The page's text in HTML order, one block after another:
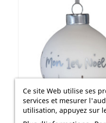
Ce site Web utilise ses
services et mesurer
utilisation, appuyez sur